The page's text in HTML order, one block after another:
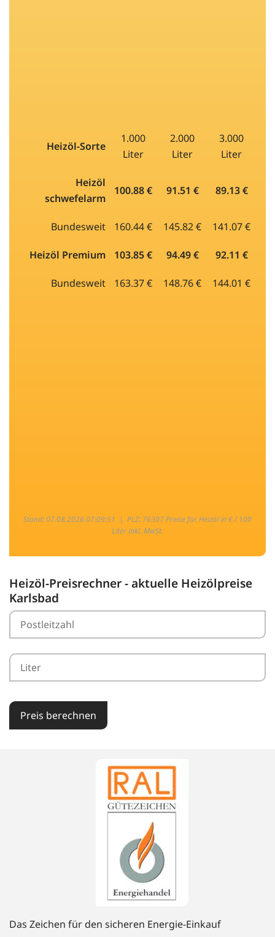
Heizöl-Sorte
1.000
Liter
2.000
Liter
3.000
Liter
Heizöl
schwefelarm
100.88 € 91.51 € 89.13 €
Bundesweit 160.44 € 145.82 € 141.07 €
Heizöl Premium 103.85 € 94.49 € 92.11 €
Bundesweit 163.37 € 148.76 € 144.01 €
Stand: 07.08.2026 07:09:51 | PLZ: 76307 Preise für Heizöl in € / 100
Liter inkl. MwSt.
Heizöl-Preisrechner - aktuelle Heizölpreise
Karlsbad
Preis berechnen
Das Zeichen für den sicheren Energie-Einkauf